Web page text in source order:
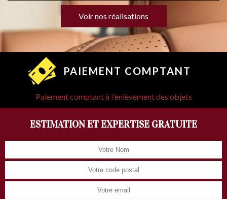
Voir nos réalisations
PAIEMENT COMPTANT
Paiement comptant à l'enlèvement des objets
ESTIMATION ET EXPERTISE GRATUITE